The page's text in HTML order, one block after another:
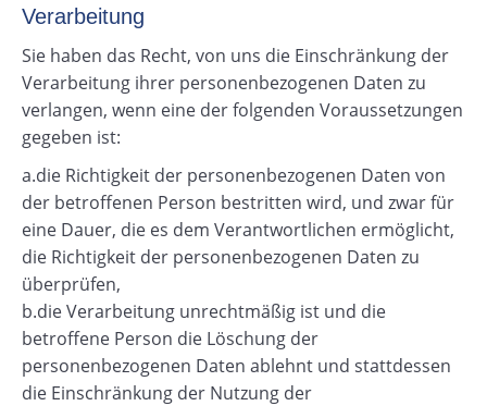
Verarbeitung
Sie haben das Recht, von uns die Einschränkung der
Verarbeitung ihrer personenbezogenen Daten zu
verlangen, wenn eine der folgenden Voraussetzungen
gegeben ist:
a.die Richtigkeit der personenbezogenen Daten von
der betroffenen Person bestritten wird, und zwar für
eine Dauer, die es dem Verantwortlichen ermöglicht,
die Richtigkeit der personenbezogenen Daten zu
überprüfen,
b.die Verarbeitung unrechtmäßig ist und die
betroffene Person die Löschung der
personenbezogenen Daten ablehnt und stattdessen
die Einschränkung der Nutzung der